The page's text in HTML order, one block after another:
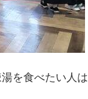
を食べたい人は